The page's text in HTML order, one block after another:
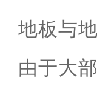
地板与
由于大